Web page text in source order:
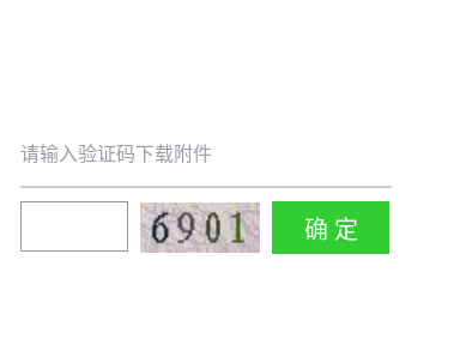
请输入验证码下载附件